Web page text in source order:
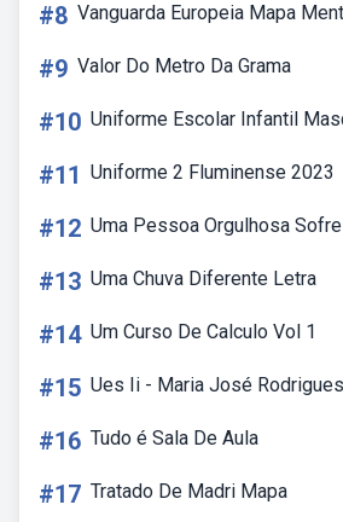
#8 Vanguarda Europeia Mapa
#9 Valor Do Metro Da Grama
#10 Uniforme Escolar Infantil
#11 Uniforme 2 Fluminense 2023
#12 Uma Pessoa Orgulhosa Sofre
#13 Uma Chuva Diferente Letra
#14 Um Curso De Calculo Vol 1
#15 Ues Ii - Maria José Rodrigues
#16 Tudo é Sala De Aula
#17 Tratado De Madri Mapa